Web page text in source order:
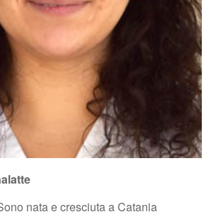
nata e cresciuta a Catania